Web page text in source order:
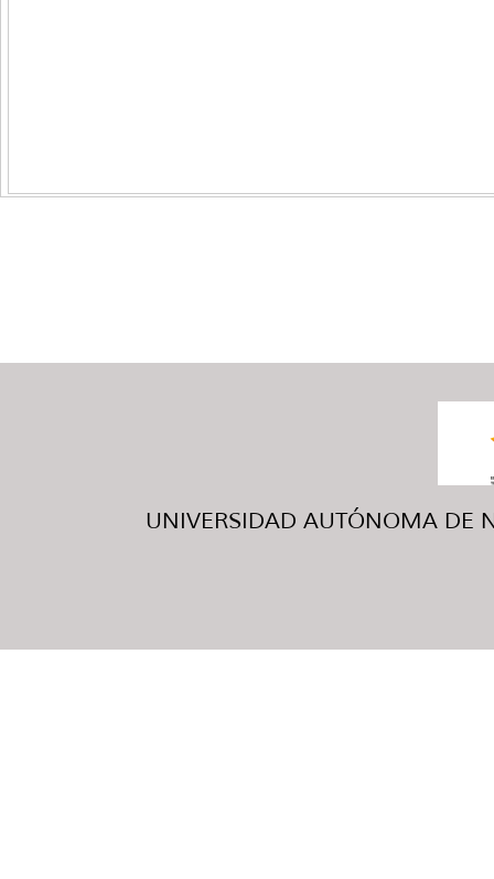
UNIVERSIDAD AUTÓNOMA DE